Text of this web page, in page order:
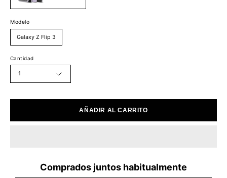
Modelo
Galaxy Z Flip 3
Cantidad
1
AÑADIR AL CARRITO
Comprados juntos habitualmente